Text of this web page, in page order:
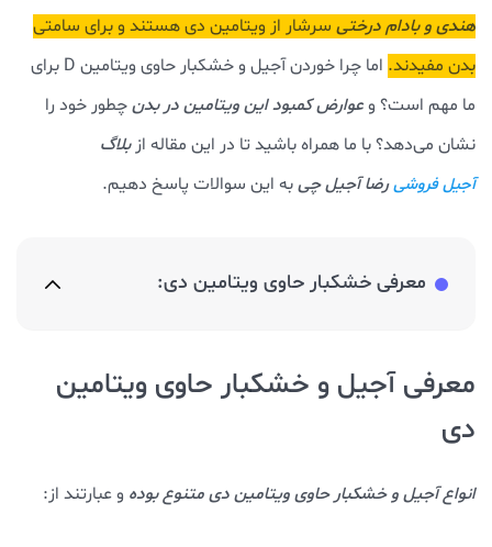
هندی و بادام درختی سرشار از ویتامین دی هستند و برای سامتی
بدن مفیدند.
اما چرا خوردن آجیل و خشکبار حاوی ویتامین D برای
ما مهم است؟ وعوارض کمبود این ویتامین در بدنچطور خود را
نشان می‌دهد؟ با ما همراه باشید تا در این مقاله ازبلاگ
آجیل فروشیرضا آجیل چیبه این سوالات پاسخ دهیم.
معرفی خشکبار حاوی ویتامین دی:
معرفی آجیل و خشکبار حاوی ویتامین
دی
انواع آجیل و خشکبار حاوی ویتامین دی متنوع بوده و عبارتند از: